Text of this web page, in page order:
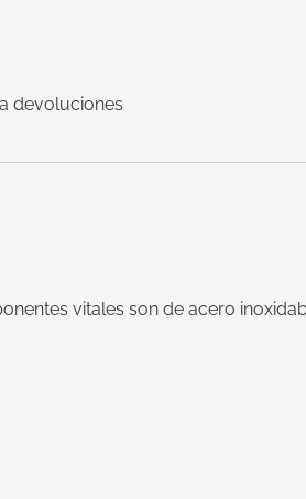
devoluciones
vitales son de acero